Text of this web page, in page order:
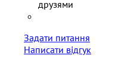
Задати питання
Написати відгук